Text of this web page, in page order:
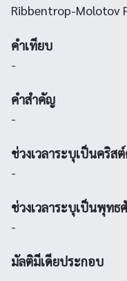
Ribbentrop-Molotov
คำเทียบ
-
คำสำคัญ
-
ช่วงเวลาระบุเป็นคริส
-
ช่วงเวลาระบุเป็นพุทธ
-
มัลติมีเดียประกอบ